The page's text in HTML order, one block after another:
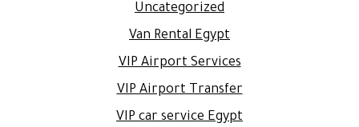
Uncategorized
Van Rental Egypt
VIP Airport Services
VIP Airport Transfer
VIP car service Egypt